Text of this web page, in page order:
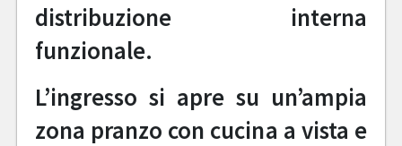
distribuzione interna
funzionale.
L’ingresso si apre su un’ampia
zona pranzo con cucina a vista e